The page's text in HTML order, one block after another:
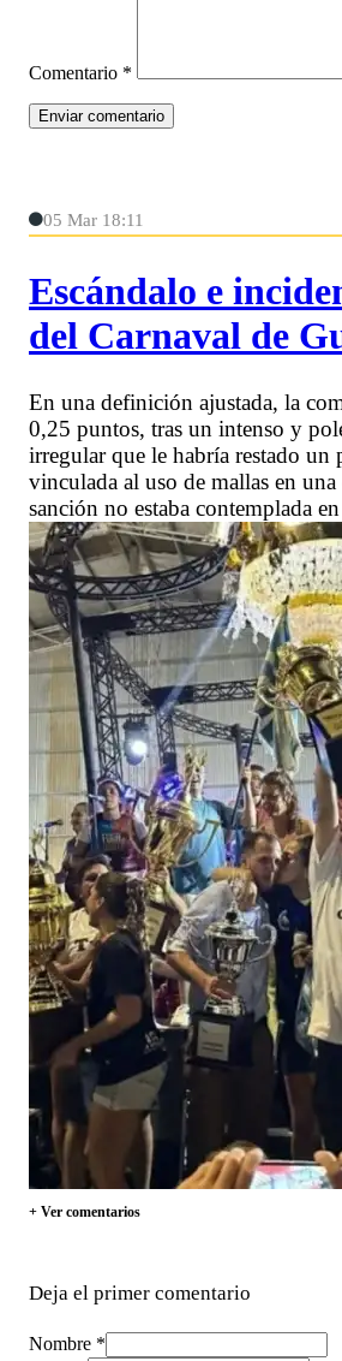
Comentario *
05 Mar 18:11
Escándalo e
del Carnaval de
En una definición ajustada, la
0,25 puntos, tras un intenso y
irregular que le habría restado
vinculada al uso de mallas en una
sanción no estaba contemplada
+ Ver comentarios
Deja el primer comentario
Nombre *